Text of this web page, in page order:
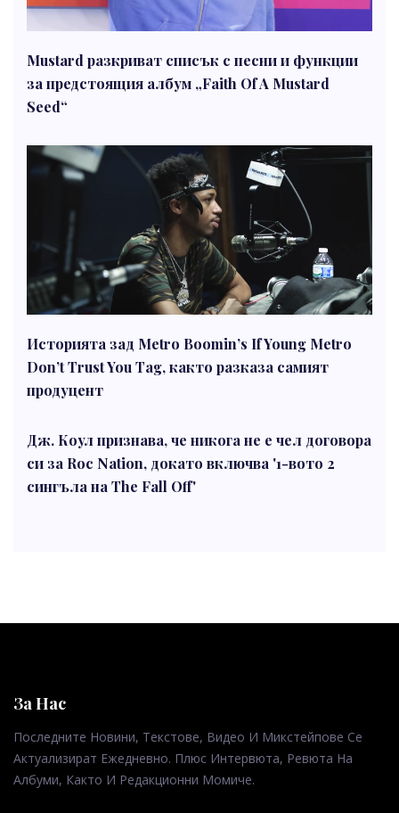
Mustard разкриват списък с песни и функции
за предстоящия албум „Faith Of A Mustard
Seed“
Историята зад Metro Boomin’s If Young Metro
Don’t Trust You Tag, както разказа самият
продуцент
Дж. Коул признава, че никога не е чел договора
си за Roc Nation, докато включва '1-вото 2
сингъла на The Fall Off'
За Нас
Последните Новини, Текстове, Видео И Микстейпове Се
Актуализират Ежедневно. Плюс Интервюта, Ревюта На
Албуми, Както И Редакционни Момиче.